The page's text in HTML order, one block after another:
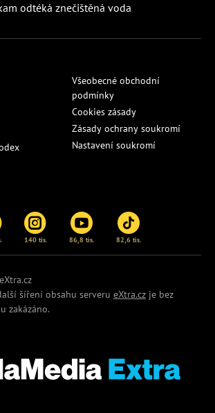
odtéká znečištěná voda
Všeobecné obchodní
podmínky
Cookies zásady
Zásady ochrany soukromí
Nastavení soukromí
140 tis. 86,8 tis. 82,6 tis.
šíření obsahu serveru eXtra.cz je bez
zakázáno.